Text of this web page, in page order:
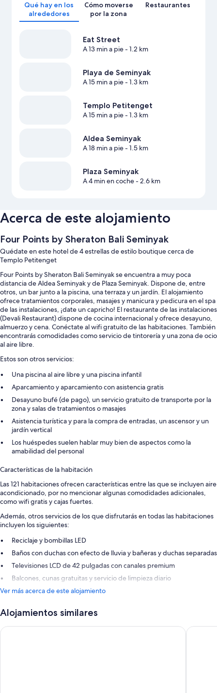
Qué hay en los
alrededores
Cómo moverse
por la zona
Restaurantes
Eat Street
A 13 min a pie- 1.2 km
Playa de Seminyak
A 15 min a pie- 1.3 km
Templo Petitenget
A 15 min a pie- 1.3 km
Aldea Seminyak
A 18 min a pie- 1.5 km
Plaza Seminyak
A 4 min en coche- 2.6 km
Acerca de este alojamiento
Four Points by Sheraton Bali Seminyak
Quédate en este hotel de 4 estrellas de estilo boutique cerca de
Templo Petitenget
Four Points by Sheraton Bali Seminyak se encuentra a muy poca
distancia de Aldea Seminyak y de Plaza Seminyak. Dispone de, entre
otros, un bar junto a la piscina, una terraza y un jardín. El alojamiento
ofrece tratamientos corporales, masajes y manicura y pedicura en el spa
de las instalaciones, ¡date un capricho! El restaurante de las instalaciones
(Devali Restaurant) dispone de cocina internacional y ofrece desayuno,
almuerzo y cena. Conéctate al wifi gratuito de las habitaciones. También
encontrarás comodidades como servicio de tintorería y una zona de ocio
al aire libre.
Estos son otros servicios:
Una piscina al aire libre y una piscina infantil
Aparcamiento y aparcamiento con asistencia gratis
Desayuno bufé (de pago), un servicio gratuito de transporte por la
zona y salas de tratamientos o masajes
Asistencia turística y para la compra de entradas, un ascensor y un
jardín vertical
Los huéspedes suelen hablar muy bien de aspectos como la
amabilidad del personal
Características de la habitación
Las 121 habitaciones ofrecen características entre las que se incluyen aire
acondicionado, por no mencionar algunas comodidades adicionales,
como wifi gratis y cajas fuertes.
Además, otros servicios de los que disfrutarás en todas las habitaciones
incluyen los siguientes:
Reciclaje y bombillas LED
Baños con duchas con efecto de lluvia y bañeras y duchas separadas
Televisiones LCD de 42 pulgadas con canales premium
Balcones, cunas gratuitas y servicio de limpieza diario
Ver más acerca de este alojamiento
Alojamientos similares
Aloft by Marriott Bali Seminyak de Vins